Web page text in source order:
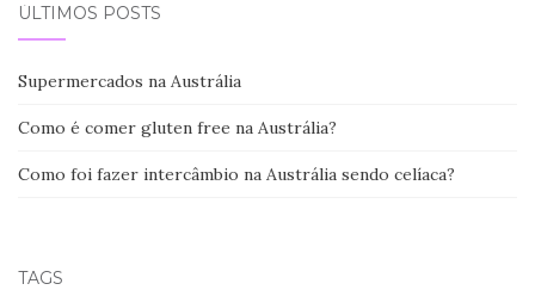
ÚLTIMOS POSTS
Supermercados na Austrália
Como é comer gluten free na Austrália?
Como foi fazer intercâmbio na Austrália sendo celíaca?
TAGS